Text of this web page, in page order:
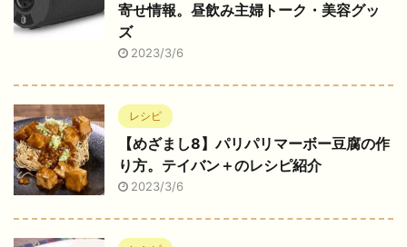
寄せ情報。昼飲み主婦トーク・美容グッ
ズ
2023/3/6
レシピ
【めざまし8】パリパリマーボー豆腐の作
り方。テイバン＋のレシピ紹介
2023/3/6